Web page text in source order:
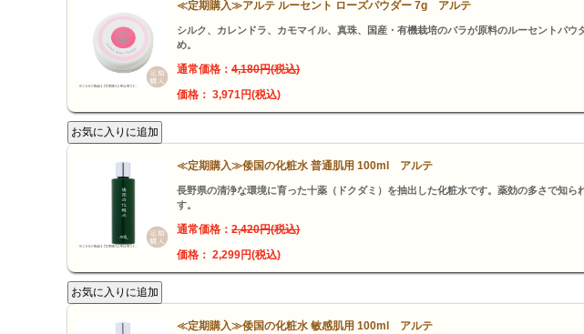
≪定期購入≫アルテ ルーセント ローズパウダー 7g アルテ
シルク、カレンドラ、カモマイル、真珠、国産・有機栽培のバラが原料のルーセントパ
め。
通常価格：4,180円(税込)
価格： 3,971円(税込)
≪定期購入≫倭国の化粧水 普通肌用 100ml アルテ
長野県の清浄な環境に育った十薬（ドクダミ）を抽出した化粧水です。薬効の多さで知
す。
通常価格：2,420円(税込)
価格： 2,299円(税込)
≪定期購入≫倭国の化粧水 敏感肌用 100ml アルテ